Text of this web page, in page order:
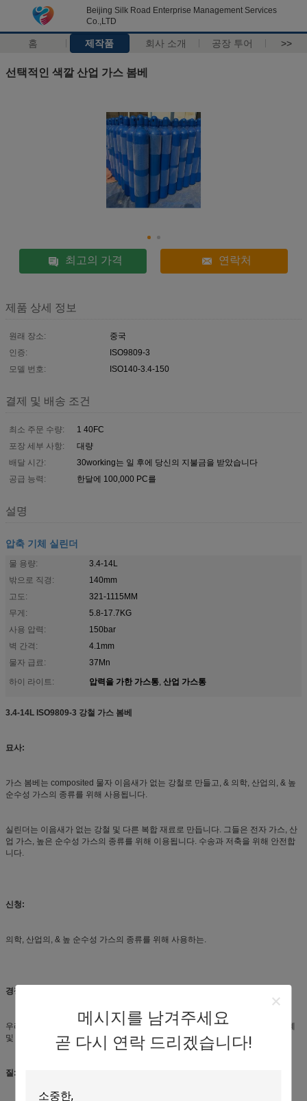
Beijing Silk Road Enterprise Management Services
Co.,LTD
홈 제작품 회사 소개 공장 투어 >>
메시지를 남겨주세요
곧 다시 연락 드리겠습니다!
선택적인 색깔 산업 가스 봄베
최고의 가격 연락처
제품 상세 정보
원래 장소:
중국
인증:
ISO9809-3
모델 번호:
ISO140-3.4-150
결제 및 배송 조건
최소 주문 수량:
1 40FC
포장 세부 사항:
대량
배달 시간:
30working는 일 후에 당신의 지불금을 받았습니다
공급 능력:
한달에 100,000 PC를
설명
압축 기체 실린더
물 용량:
3.4-14L
밖으로 직경:
140mm
고도:
321-1115MM
무게:
5.8-17.7KG
사용 압력:
150bar
벽 간격:
4.1mm
물자 급료:
37Mn
하이 라이트:
압력을 가한 가스통, 산업 가스통
3.4-14L ISO9809-3 강철 가스 봄베
묘사:
가스 봄베는 composited 물자 이음새가 없는 강철로 만들고, & 의학, 산업의, & 높
순수성 가스의 종류를 위해 사용됩니다.
실린더는 이음새가 없는 강철 및 다른 복합 재료로 만듭니다. 그들은 전자 가스, 산
업 가스, 높은 순수성 가스의 종류를 위해 이용됩니다. 수송과 저축을 위해 안전합
니다.
신청:
의학, 산업의, & 높 순수성 가스의 종류를 위해 사용하는.
경쟁 이점:
우리는 많은 국가 및 지역 년에 아주 수출했습니다. 우리는 엄격한 품질 관리 체계
및 아주 알맞은 가격이 있습니다.
질: